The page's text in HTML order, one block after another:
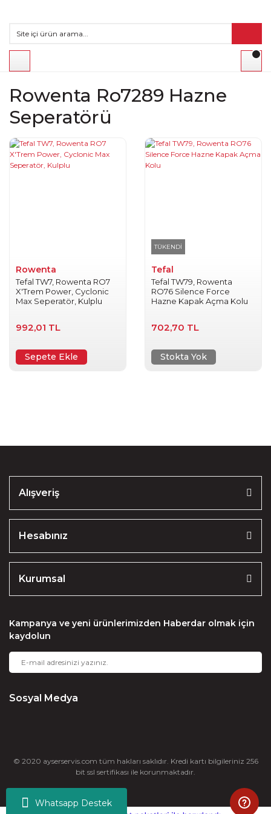
Whatsapp Destek
Rowenta Ro7289 Hazne
Seperatörü
Rowenta
Tefal TW7, Rowenta RO7
X'Trem Power, Cyclonic
Max Seperatör, Kulplu
992,01 TL
Sepete Ekle
TÜKENDİ
Tefal
Tefal TW79, Rowenta
RO76 Silence Force
Hazne Kapak Açma Kolu
702,70 TL
Stokta Yok
Alışveriş
Hesabınız
Kurumsal
Kampanya ve yeni ürünlerimizden Haberdar olmak için
kaydolun
Sosyal Medya
© 2020 ayserservis.com tüm hakları saklıdır. Kredi kartı bilgileriniz 256
bit ssl sertifikası ile korunmaktadır.